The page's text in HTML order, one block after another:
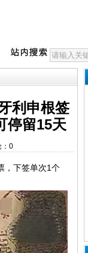
利申根签
停留15天
：0
，下签单次1个